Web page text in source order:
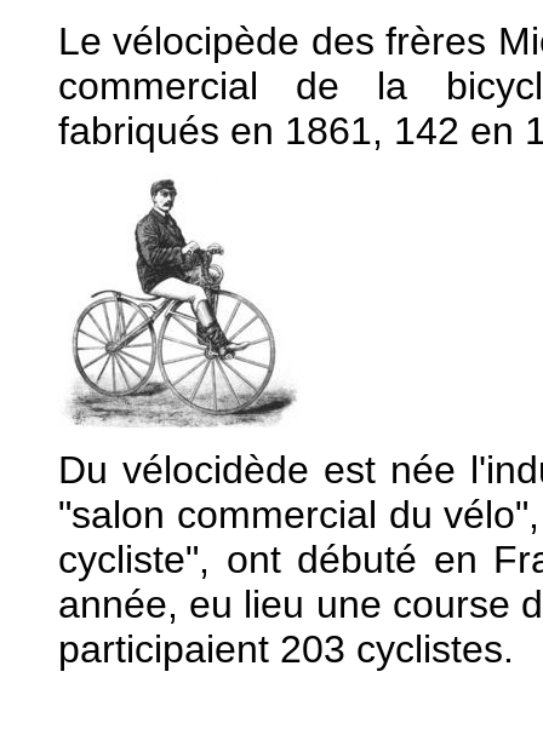
Le vélocipède des frères
commercial de la
fabriqués en 1861, 142 en
Du vélocidède est née
"salon commercial du
cycliste", ont débuté en
année, eu lieu une course
participaient 203 cyclistes.